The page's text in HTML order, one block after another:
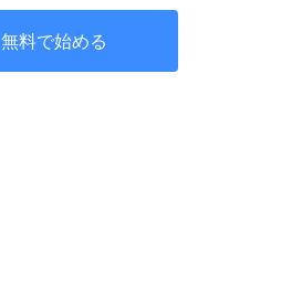
無料で始める